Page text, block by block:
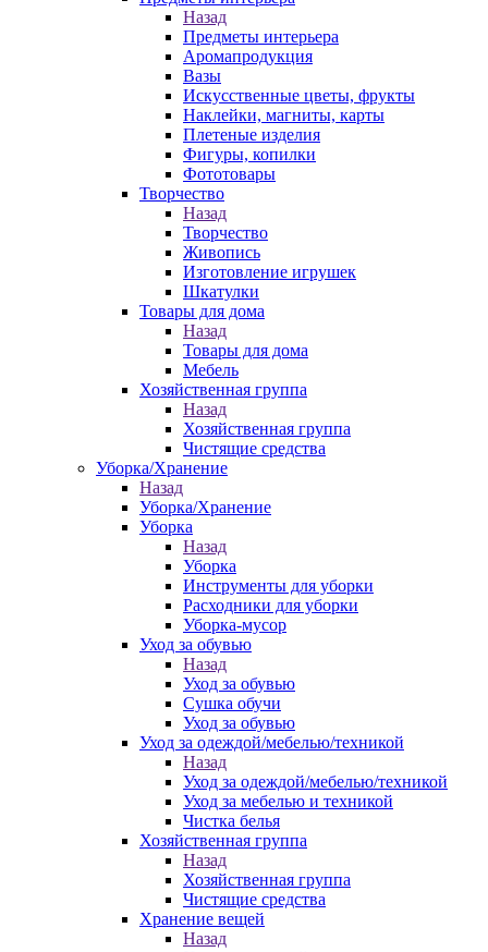
Назад
Предметы интерьера
Аромапродукция
Вазы
Искусственные цветы, фрукты
Наклейки, магниты, карты
Плетеные изделия
Фигуры, копилки
Фототовары
Творчество
Назад
Творчество
Живопись
Изготовление игрушек
Шкатулки
Товары для дома
Назад
Товары для дома
Мебель
Хозяйственная группа
Назад
Хозяйственная группа
Чистящие средства
Уборка/Хранение
Назад
Уборка/Хранение
Уборка
Назад
Уборка
Инструменты для уборки
Расходники для уборки
Уборка-мусор
Уход за обувью
Назад
Уход за обувью
Сушка обучи
Уход за обувью
Уход за одеждой/мебелью/техникой
Назад
Уход за одеждой/мебелью/техникой
Уход за мебелью и техникой
Чистка белья
Хозяйственная группа
Назад
Хозяйственная группа
Чистящие средства
Хранение вещей
Назад